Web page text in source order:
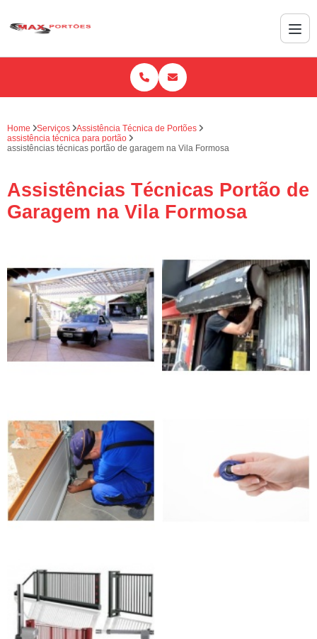
Home Serviços
Assistência Técnica de Portões
assistência técnica para portão
assistências técnicas portão de garagem na Vila Formosa
Assistências Técnicas Portão de
Garagem na Vila Formosa